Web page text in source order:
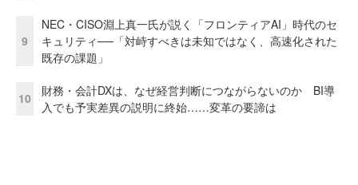
9
NEC・CISO淵上真一氏が説く「フロンティアAI」時代のセ
キュリティ──「対峙すべきは未知ではなく、高速化された
既存の課題」
10
財務・会計DXは、なぜ経営判断につながらないのか BI導
入でも予実差異の説明に終始……変革の要諦は